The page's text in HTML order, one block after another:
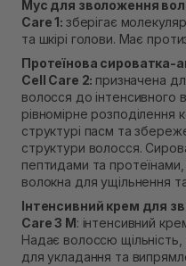
Мус для зволоження
Care 1: зберігає
та шкірі голови. Має
Протеїнова сироватка-
Cell Care 2: призначена
волосся до інтенсивного
рівномірне розподілення
структурі пасм та
структури волосся.
пептидами та протеїнами,
волокна для ущільнення
Інтенсивний крем для
Care 3 M: інтенсивний
Надає волоссю щільність,
для укладання та